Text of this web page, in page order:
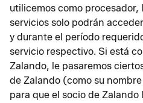
utilicemos como procesador,
servicios solo podrán
y durante el período
servicio respectivo. Si está
Zalando, le pasaremos
de Zalando (como su
para que el socio de